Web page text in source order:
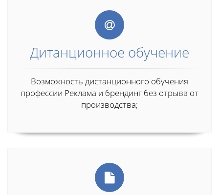
Дитанционное обучение
Возможность дистанционного обучения
профессии Реклама и брендинг без отрыва от
производства;